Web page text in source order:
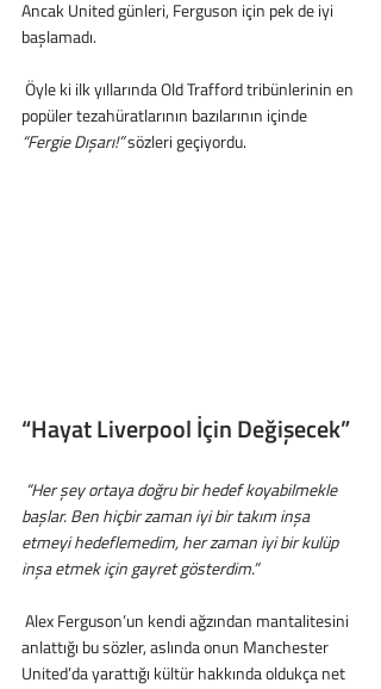
Ancak United günleri, Ferguson için pek de iyi
başlamadı.
popüler tezahüratlarının bazılarının içinde
“Fergie Dışarı!” sözleri geçiyordu.
“Hayat Liverpool İçin Değişecek”
başlar. Ben hiçbir zaman iyi bir takım inşa
etmeyi hedeflemedim, her zaman iyi bir kulüp
inşa etmek için gayret gösterdim.”
anlattığı bu sözler, aslında onun Manchester
United’da yarattığı kültür hakkında oldukça net